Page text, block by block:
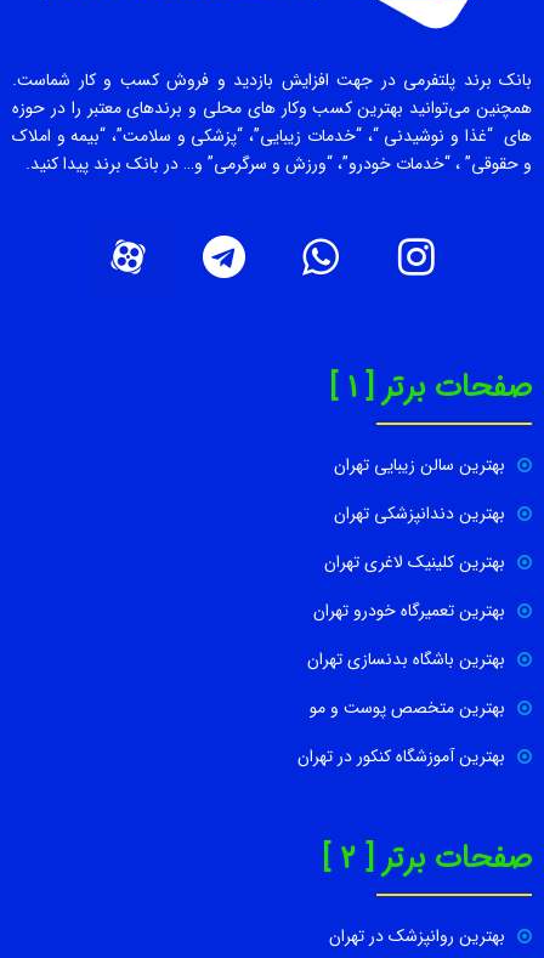
بانک برند پلتفرمی در جهت افزایش بازدید و فروش کسب و کار شماست.
همچنین می‌توانید بهترین کسب وکار های محلی و برندهای معتبر را در حوزه
های “غذا و نوشیدنی “، “خدمات زیبایی”، “پزشکی و سلامت”، “بیمه و املاک
و حقوقی” ، “خدمات خودرو”، “ورزش و سرگرمی” و… در بانک برند پیدا کنید.
صفحات برتر [ 1 ]
بهترین سالن زیبایی تهران
بهترین دندانپزشکی تهران
بهترین کلینیک لاغری تهران
بهترین تعمیرگاه خودرو تهران
بهترین باشگاه بدنسازی تهران
بهترین متخصص پوست و مو
بهترین آموزشگاه کنکور در تهران
صفحات برتر [ 2 ]
بهترین روانپزشک در تهران